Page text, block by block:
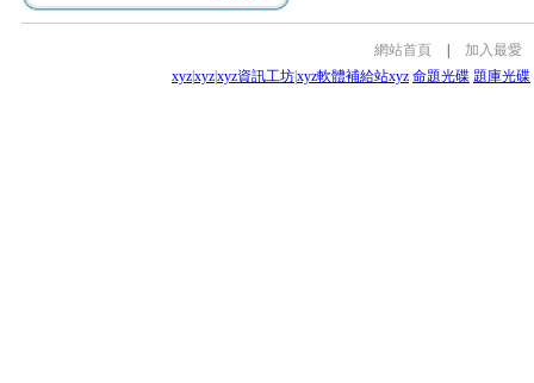
網站首頁
加入最愛
xyzxyzxyz資訊工坊xyz軟體補給站xyz 命題光碟 題庫光碟